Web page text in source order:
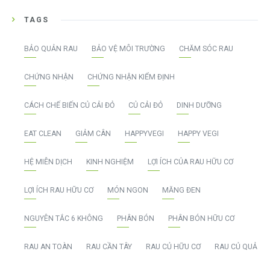
TAGS
BẢO QUẢN RAU BẢO VỆ MÔI TRƯỜNG CHĂM SÓC RAU
CHỨNG NHẬN CHỨNG NHẬN KIỂM ĐỊNH
CÁCH CHẾ BIẾN CỦ CẢI ĐỎ CỦ CẢI ĐỎ DINH DƯỠNG
EAT CLEAN GIẢM CÂN HAPPYVEGI HAPPY VEGI
HỆ MIỄN DỊCH KINH NGHIỆM LỢI ÍCH CỦA RAU HỮU CƠ
LỢI ÍCH RAU HỮU CƠ MÓN NGON MĂNG ĐEN
NGUYÊN TẮC 6 KHÔNG PHÂN BÓN PHÂN BÓN HỮU CƠ
RAU AN TOÀN RAU CẦN TÂY RAU CỦ HỮU CƠ RAU CỦ QUẢ